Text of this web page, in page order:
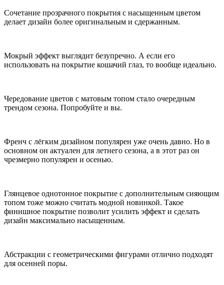
Сочетание прозрачного покрытия с насыщенным цветом
делает дизайн более оригинальным и сдержанным.
Мокрый эффект выглядит безупречно. А если его
использовать на покрытие кошачий глаз, то вообще идеально.
Чередование цветов с матовым топом стало очередным
трендом сезона. Попробуйте и вы.
Френч с лёгким дизайном популярен уже очень давно. Но в
основном он актуален для летнего сезона, а в этот раз он
чрезмерно популярен и осенью.
Глянцевое однотонное покрытие с дополнительным сияющим
топом тоже можно считать модной новинкой. Такое
финишное покрытие позволит усилить эффект и сделать
дизайн максимально насыщенным.
Абстракции с геометрическими фигурами отлично подходят
для осенней поры.